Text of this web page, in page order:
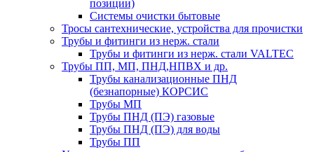
позиции)
Системы очистки бытовые
Тросы сантехнические, устройства для прочистки
Трубы и фитинги из нерж. стали
Трубы и фитинги из нерж. стали VALTEC
Трубы ПП, МП, ПНД,НПВХ и др.
Трубы канализационные ПНД
(безнапорные) КОРСИС
Трубы МП
Трубы ПНД (ПЭ) газовые
Трубы ПНД (ПЭ) для воды
Трубы ПП